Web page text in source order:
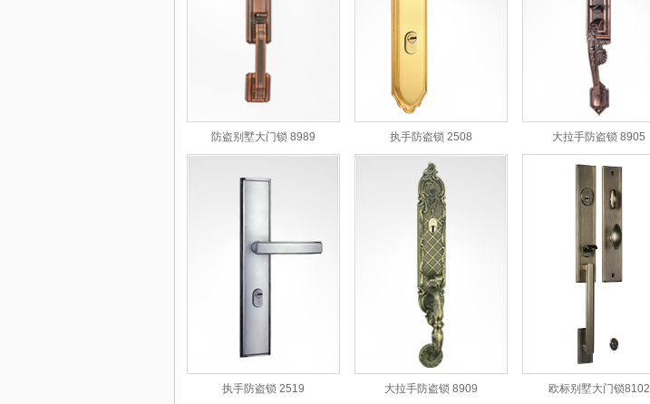
防盗别墅大门锁 8989 执手防盗锁 2508 大拉手防盗锁 8905
执手防盗锁 2519 大拉手防盗锁 8909 欧标别墅大门锁8102